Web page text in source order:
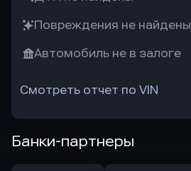
Повреждения не найдены
Автомобиль не в залоге
Смотреть отчет по VIN
Банки-партнеры